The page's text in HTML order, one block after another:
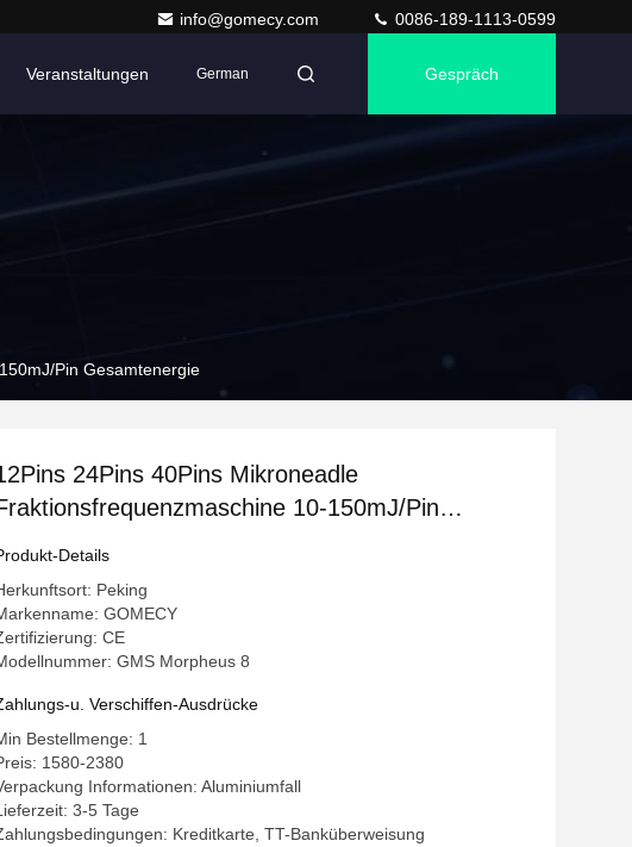
info@gomecy.com 0086-189-1113-0599
Veranstaltungen German Gespräch
Pin Gesamtenergie
24Pins 40Pins Mikroneadle
10-150mJ/Pin
Details
Peking
GOMECY
CE
GMS Morpheus 8
u. Verschiffen-Ausdrücke
Bestellmenge: 1
1580-2380
Informationen: Aluminiumfall
3-5 Tage
Kreditkarte, TT-Banküberweisung